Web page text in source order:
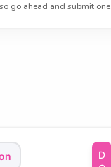
go ahead and submit one